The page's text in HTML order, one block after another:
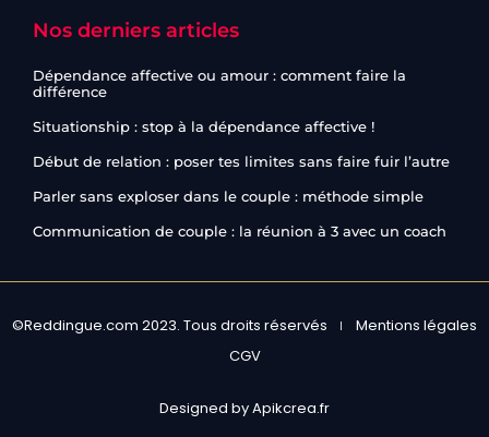
Nos derniers articles
Dépendance affective ou amour : comment faire la
différence
Situationship : stop à la dépendance affective !
Début de relation : poser tes limites sans faire fuir l’autre
Parler sans exploser dans le couple : méthode simple
Communication de couple : la réunion à 3 avec un coach
©Reddingue.com 2023. Tous droits réservés
Mentions légales
CGV
Designed by Apikcrea.fr